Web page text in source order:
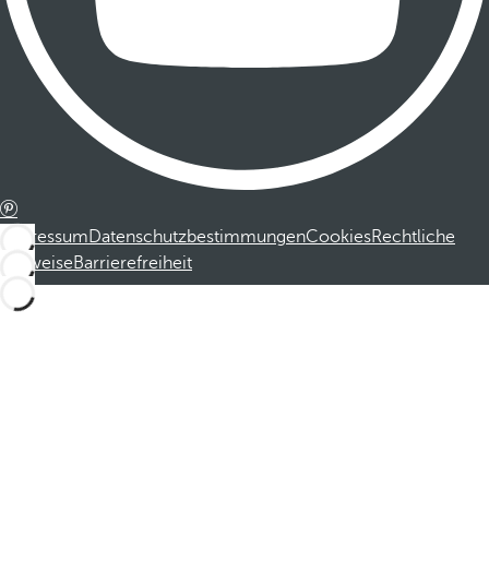
ImpressumDatenschutzbestimmungenCookiesRechtliche
HinweiseBarrierefreiheit